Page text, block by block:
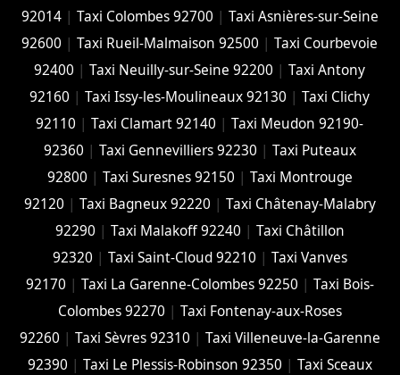
92014| Taxi Colombes 92700 | Taxi Asnières-sur-Seine
92600 |Taxi Rueil-Malmaison 92500 |Taxi Courbevoie
92400 |Taxi Neuilly-sur-Seine 92200 |Taxi Antony
92160 |Taxi Issy-les-Moulineaux 92130 |Taxi Clichy
92110 |Taxi Clamart 92140 |Taxi Meudon 92190-
92360 | Taxi Gennevilliers 92230 | Taxi Puteaux
92800 | Taxi Suresnes 92150 | Taxi Montrouge
92120 | Taxi Bagneux 92220 | Taxi Châtenay-Malabry
92290 | Taxi Malakoff 92240 | Taxi Châtillon
92320 | Taxi Saint-Cloud 92210 | Taxi Vanves
92170 | Taxi La Garenne-Colombes 92250 | Taxi Bois-
Colombes 92270 | Taxi Fontenay-aux-Roses
92260 | Taxi Sèvres 92310 | Taxi Villeneuve-la-Garenne
92390 | Taxi Le Plessis-Robinson 92350 | Taxi Sceaux